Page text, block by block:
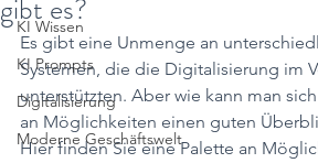
KI Wissen
KI Prompts
Digitalisierung
Moderne Geschäftswelt
gibt es?
Es gibt eine Unmenge an
Systemen, die die Digitalisierung im
unterstützten. Aber wie kann man
an Möglichkeiten einen guten
Hier finden Sie eine Palette an